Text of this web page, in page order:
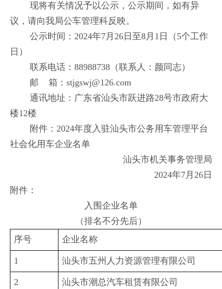
现将有关情况予以公示，公示期间，如有异
议，请向我局公车管理科反映。
公示时间：2024年7月26日至8月1日（5个工作
日）
联系电话：88988738（联系人：颜同志）
邮 箱：stjgswj@126.com
通讯地址：广东省汕头市跃进路28号市政府大
楼12楼
附件：2024年度入驻汕头市公务用车管理平台
社会化用车企业名单
汕头市机关事务管理局
2024年7月26日
附件：
入围企业名单
（排名不分先后）
序号
企业名称
1 汕头市五州人力资源管理有限公司
2 汕头市潮总汽车租赁有限公司